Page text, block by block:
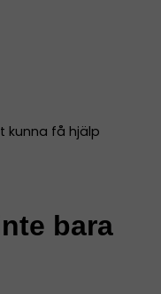
kunna få hjälp
bara